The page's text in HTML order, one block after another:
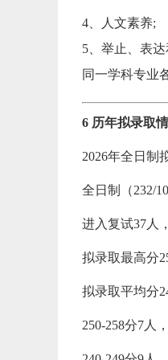
4、人文素养;
5、举止、表达
同一学科专业
6 历年拟录取
2026年全日制
全日制（232/
进入复试37人
拟录取最高分
拟录取平均分
250-258分7人